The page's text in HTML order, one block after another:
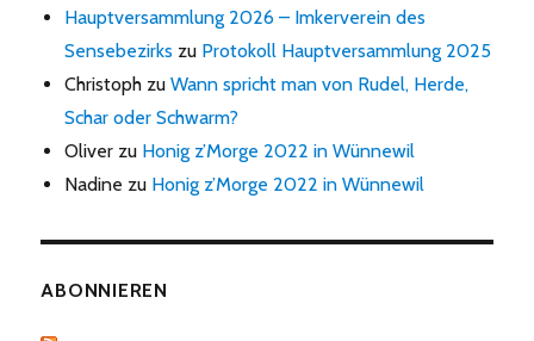
Hauptversammlung 2026 – Imkerverein des
Sensebezirks zu Protokoll Hauptversammlung 2025
Christoph zuWann spricht man von Rudel, Herde,
Schar oder Schwarm?
Oliver zu Honig z’Morge 2022 in Wünnewil
Nadine zu Honig z’Morge 2022 in Wünnewil
ABONNIEREN